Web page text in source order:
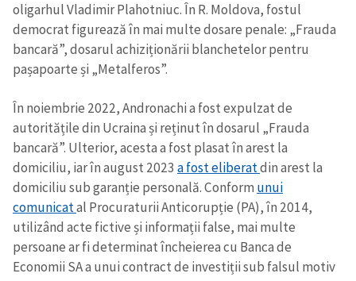
Trimite o informație Despre ZdG
oligarhul Vladimir Plahotniuc. În R. Moldova, fostul
democrat figurează în mai multe dosare penale: „Frauda
bancară”, dosarul achiziționării blanchetelor pentru
pașapoarte și „Metalferos”.
În noiembrie 2022, Andronachi a fost expulzat de
autoritățile din Ucraina și reținut în dosarul „Frauda
bancară”. Ulterior, acesta a fost plasat în arest la
domiciliu, iar în august 2023 a fost eliberatdin arest la
domiciliu sub garanție personală. Conform unui
comunicatal Procuraturii Anticorupție (PA), în 2014,
utilizând acte fictive și informații false, mai multe
persoane ar fi determinat încheierea cu Banca de
Economii SA a unui contract de investiții sub falsul motiv